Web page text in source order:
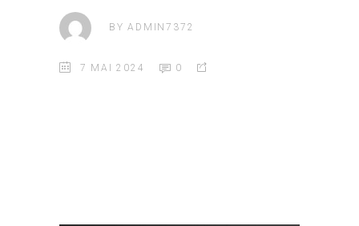
BYADMIN7372
7 MAI 2024 0